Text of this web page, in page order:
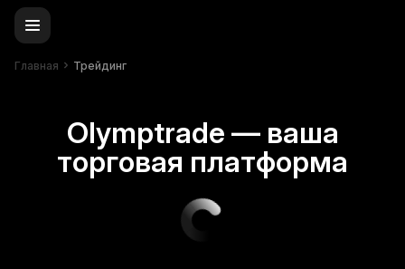
Главная Трейдинг
Olymptrade — ваша
торговая платформа